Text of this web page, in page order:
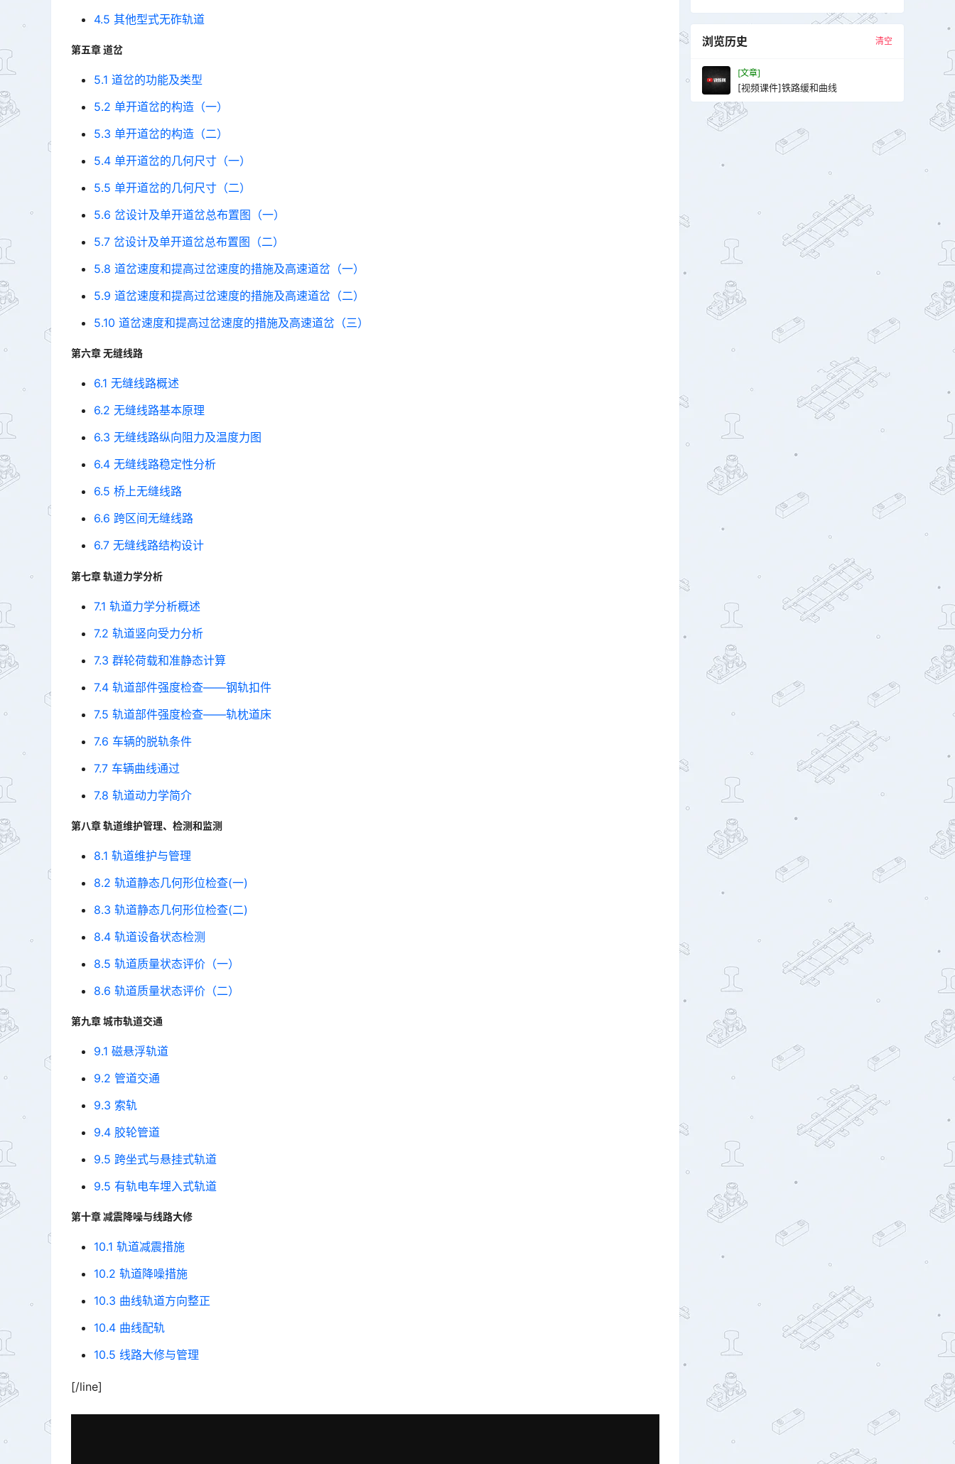
4.5 其他型式无砟轨道
第五章 道岔
5.1 道岔的功能及类型
5.2 单开道岔的构造（一）
5.3 单开道岔的构造（二）
5.4 单开道岔的几何尺寸（一）
5.5 单开道岔的几何尺寸（二）
5.6 岔设计及单开道岔总布置图（一）
5.7 岔设计及单开道岔总布置图（二）
5.8 道岔速度和提高过岔速度的措施及高速道岔（一）
5.9 道岔速度和提高过岔速度的措施及高速道岔（二）
5.10 道岔速度和提高过岔速度的措施及高速道岔（三）
第六章 无缝线路
6.1 无缝线路概述
6.2 无缝线路基本原理
6.3 无缝线路纵向阻力及温度力图
6.4 无缝线路稳定性分析
6.5 桥上无缝线路
6.6 跨区间无缝线路
6.7 无缝线路结构设计
第七章 轨道力学分析
7.1 轨道力学分析概述
7.2 轨道竖向受力分析
7.3 群轮荷载和准静态计算
7.4 轨道部件强度检查——钢轨扣件
7.5 轨道部件强度检查——轨枕道床
7.6 车辆的脱轨条件
7.7 车辆曲线通过
7.8 轨道动力学简介
第八章 轨道维护管理、检测和监测
8.1 轨道维护与管理
8.2 轨道静态几何形位检查(一)
8.3 轨道静态几何形位检查(二)
8.4 轨道设备状态检测
8.5 轨道质量状态评价（一）
8.6 轨道质量状态评价（二）
第九章 城市轨道交通
9.1 磁悬浮轨道
9.2 管道交通
9.3 索轨
9.4 胶轮管道
9.5 跨坐式与悬挂式轨道
9.5 有轨电车埋入式轨道
第十章 减震降噪与线路大修
10.1 轨道减震措施
10.2 轨道降噪措施
10.3 曲线轨道方向整正
10.4 曲线配轨
10.5 线路大修与管理
[/line]
浏览历史 清空
[文章]
[视频课件]铁路缓和曲线